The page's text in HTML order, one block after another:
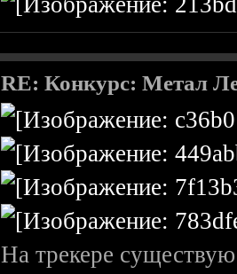
RE: Конкурс: Метал
На трекере